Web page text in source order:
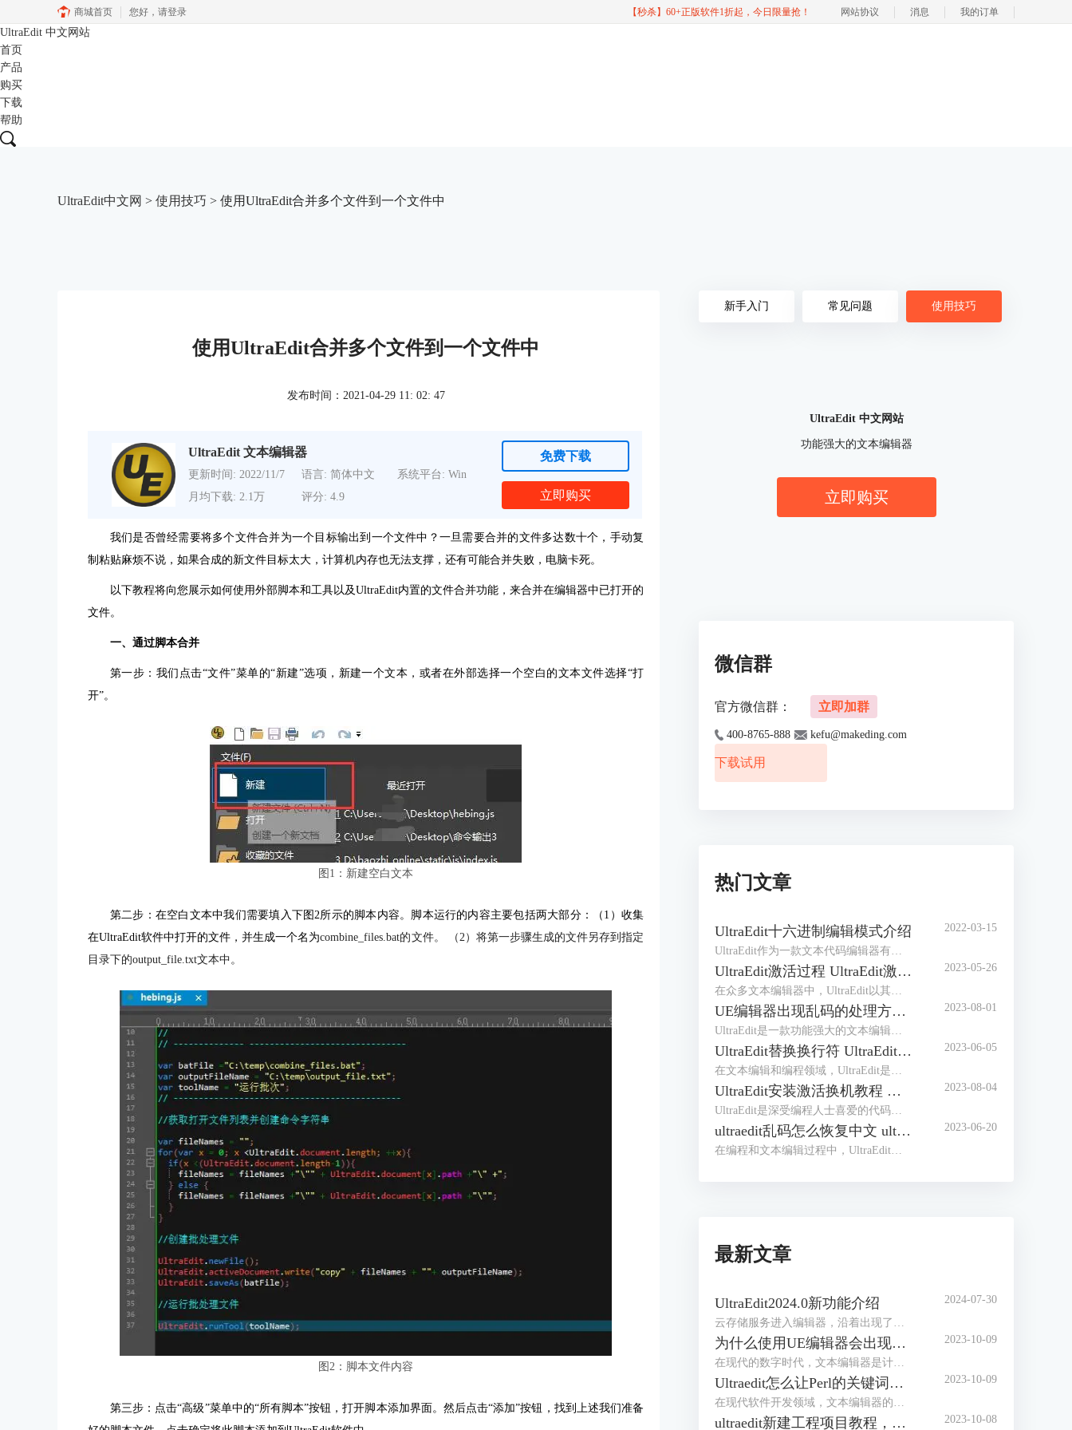
商城首页 您好， 请登录 【秒杀】60+正版软件1折起，今日限量抢！ 网站协议 消息 我的订单
UltraEdit 中文网站
首页
产品
购买
下载
帮助
UltraEdit中文网 > 使用技巧 > 使用UltraEdit合并多个文件到一个文件中
使用UltraEdit合并多个文件到一个文件中
发布时间：2021-04-29 11: 02: 47
UltraEdit 文本编辑器
更新时间: 2022/11/7 语言: 简体中文
系统平台: Win
月均下载: 2.1万
评分: 4.9
免费下载
立即购买
我们是否曾经需要将多个文件合并为一个目标输出到一个文件中？一旦需要合并的文件多达数十个，手动复
制粘贴麻烦不说，如果合成的新文件目标太大，计算机内存也无法支撑，还有可能合并失败，电脑卡死。
以下教程将向您展示如何使用外部脚本和工具以及UltraEdit内置的文件合并功能，来合并在编辑器中已打开的
文件。
一、通过脚本合并
第一步：我们点击“文件”菜单的“新建”选项，新建一个文本，或者在外部选择一个空白的文本文件选择“打
开”。
图1：新建空白文本
第二步：在空白文本中我们需要填入下图2所示的脚本内容。脚本运行的内容主要包括两大部分：（1）收集
在UltraEdit软件中打开的文件，并生成一个名为combine_files.bat的文件。 （2）将第一步骤生成的文件另存到指定
目录下的output_file.txt文本中。
图2：脚本文件内容
第三步：点击“高级”菜单中的“所有脚本”按钮，打开脚本添加界面。然后点击“添加”按钮，找到上述我们准备
新手入门 常见问题 使用技巧
UltraEdit 中文网站
功能强大的文本编辑器
立即购买
微信群
官方微信群： 立即加群
400-8765-888 kefu@makeding.com
下载试用
热门文章
UltraEdit十六进制编辑模式介绍
UltraEdit作为一款文本代码编辑器有着众多的编辑功能，它的十六进制编辑模式可以说是其核心竞争力，毕竟拥有十六进制编辑功能的编辑器屈指可数。但十六进制编辑不同于普通的编辑，有着很多晦涩之处，初次接触很难掌握用法，所以做个简介是有必要的。
2022-03-15
UltraEdit激活过程 UltraEdit激活许可证怎么获得
在众多文本编辑器中，UltraEdit以其强大的编辑功能和高度的定制性受到了广大用户的欢迎。然而，许多初次使用UltraEdit的用户，对UltraEdit激活过程以及UltraEdit激活许可证怎么获得这两个问题可能令人感到困惑。为了解答这些疑问，本文将详细介绍UltraEdit的激活过程，以及如何获取UltraEdit的激活许可证。
2023-05-26
UE编辑器出现乱码的处理方法 解决UltraEdit中文乱码问题
UltraEdit是一款功能强大的文本编辑器，广泛应用于程序员、网站开发人员和其他文本处理人员的日常工作中。然而，在使用UltraEdit编辑文本时，有时会出现中文乱码的问题，这会严重影响我们的工作效率。本文将介绍UE编辑器中文乱码的处理方法，帮助用户解决中文乱码问题，确保正常编辑和处理中文文本。
2023-08-01
UltraEdit替换换行符 UltraEdit替换功能
在文本编辑和编程领域，UltraEdit是一款广受欢迎的文本编辑器，它具有强大的功能和灵活的操作，可以提高工作效率。本文将介绍UltraEdit替换换行符，UltraEdit替换功能的内容。
2023-06-05
UltraEdit安装激活换机教程 如何生成脱机许可证
UltraEdit是深受编程人士喜爱的代码编辑器之一，简洁干净的工作界面，标配的语法高亮功能，代码折叠等高效编程功能，并且，还支持HTML、PHP和JavaScript等语法，让代码编辑、文档内容处理更加方便。
2023-08-04
ultraedit乱码怎么恢复中文 ultraedit中文乱码如何设置
在编程和文本编辑过程中，UltraEdit是一款常用的高效编辑器，其强大的功能和易用性得到了全球数以百万计的用户的信赖。然而，我们可能会在使用中遇到一些问题，比如文档的中文乱码。在这篇文章中，我们将解答ultraedit乱码怎么恢复中文，ultraedit中文乱码如何设置的问题。
2023-06-20
最新文章
UltraEdit2024.0新功能介绍
云存储服务进入编辑器，沿着出现了编写脚本和自动化工作流的新方法。
2024-07-30
为什么使用UE编辑器会出现应用错误，Ultraedit应用程序错误怎么办
在现代的数字时代，文本编辑器是计算机用户不可或缺的工具之一。UltraEdit（UE）作为一款备受欢迎的文本编辑器，为用户提供了丰富的功能和出色的编辑体验。然而，有时用户可能会遇到应用程序错误的问题，这不仅影响了工作效率，还让人感到困扰。本文将深入研究为什么使用UE编辑器会出现应用错误，Ultraedit应用程序错误怎么办。同时，我们还将分享一些防止UE编辑器报错的实用技巧，以确保你的编辑体验始终顺畅无阻。
2023-10-09
Ultraedit怎么让Perl的关键词高亮，Ultraedit里的Python语法高亮怎么做
在现代软件开发领域，文本编辑器的选择对于程序员来说至关重要。UltraEdit（UE）作为一款功能强大的文本编辑器，提供了丰富的功能，其中包括语法高亮。本文将深入研究如何在UltraEdit中实现Perl关键词的高亮显示，以及如何设置Python语法高亮。此外，我们还将探讨语法高亮对开发人员的好处。让我们一起来学习这些有关UltraEdit的技巧和优势。
2023-10-09
ultraedit新建工程项目教程，UE怎么管理工程项目文件 2023-10-08